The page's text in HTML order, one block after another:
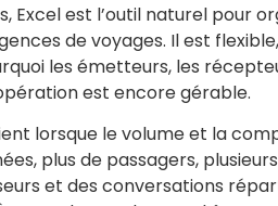
Excel est l’outil naturel pour
de voyages. Il est
les émetteurs, les
est encore gérable.
lorsque le volume et la
plus de passagers,
et des conversations